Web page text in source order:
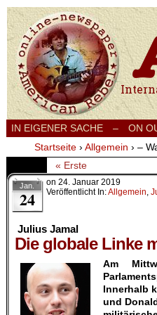
IN EIGENER SACHE – ON
Startseite › Allgemein › –
« Erste
Jan.
24
on 24. Januar 2019
Veröffentlicht In:Allgemein,
Julius Jamal
Die globale Linke
Am
Innerhalb
und